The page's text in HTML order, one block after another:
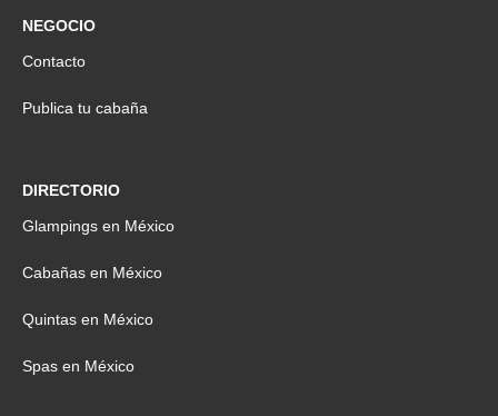
NEGOCIO
Contacto
Publica tu cabaña
DIRECTORIO
Glampings en México
Cabañas en México
Quintas en México
Spas en México